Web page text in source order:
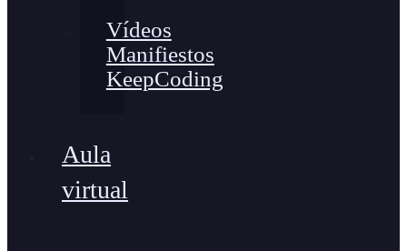
Vídeos
Manifiestos
KeepCoding
Aula
virtual